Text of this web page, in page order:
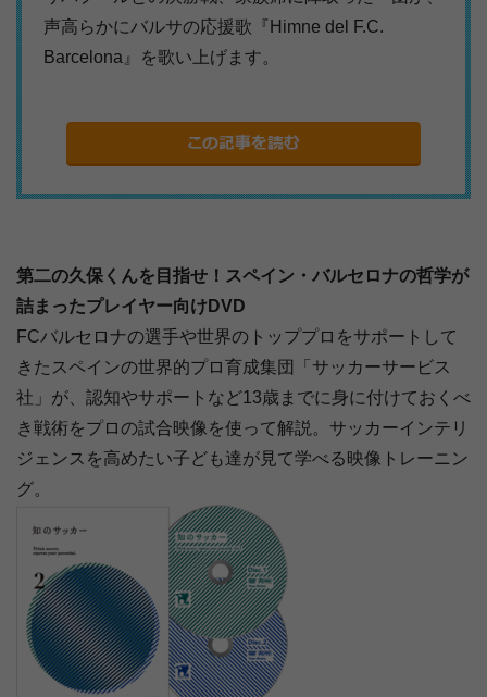
声高らかにバルサの応援歌『Himne del F.C.
Barcelona』を歌い上げます。
第二の久保くんを目指せ！スペイン・バルセロナの哲学が
詰まったプレイヤー向けDVD
FCバルセロナの選手や世界のトッププロをサポートして
きたスペインの世界的プロ育成集団「サッカーサービス
社」が、認知やサポートなど13歳までに身に付けておくべ
き戦術をプロの試合映像を使って解説。サッカーインテリ
ジェンスを高めたい子ども達が見て学べる映像トレーニン
グ。